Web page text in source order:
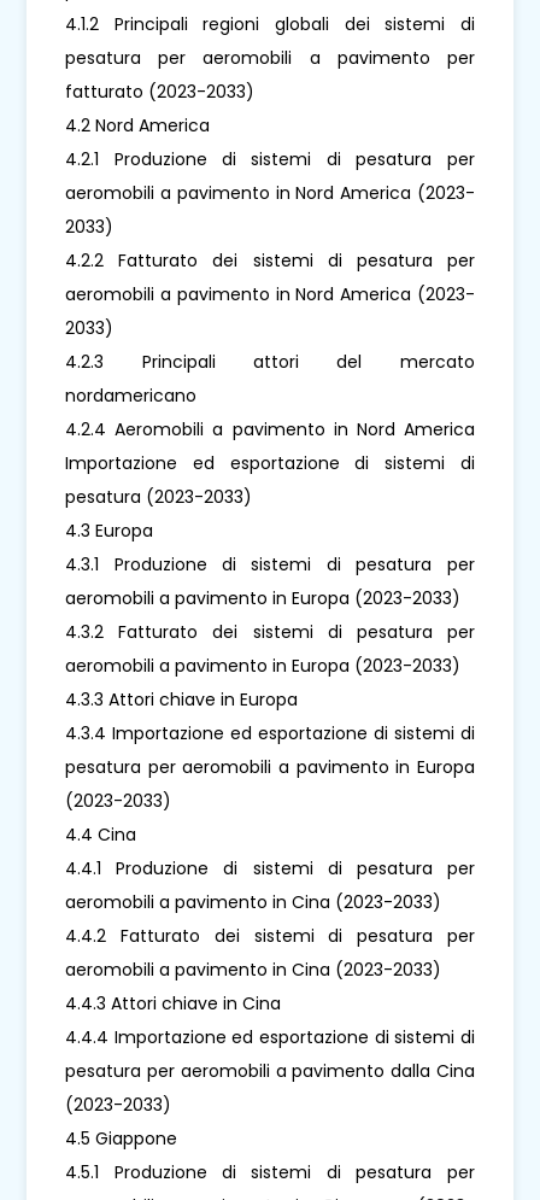
4.1.2 Principali regioni globali dei sistemi di
pesatura per aeromobili a pavimento per
fatturato (2023-2033)
4.2 Nord America
4.2.1 Produzione di sistemi di pesatura per
aeromobili a pavimento in Nord America (2023-
2033)
4.2.2 Fatturato dei sistemi di pesatura per
aeromobili a pavimento in Nord America (2023-
2033)
4.2.3 Principali attori del mercato
nordamericano
4.2.4 Aeromobili a pavimento in Nord America
Importazione ed esportazione di sistemi di
pesatura (2023-2033)
4.3 Europa
4.3.1 Produzione di sistemi di pesatura per
aeromobili a pavimento in Europa (2023-2033)
4.3.2 Fatturato dei sistemi di pesatura per
aeromobili a pavimento in Europa (2023-2033)
4.3.3 Attori chiave in Europa
4.3.4 Importazione ed esportazione di sistemi di
pesatura per aeromobili a pavimento in Europa
(2023-2033)
4.4 Cina
4.4.1 Produzione di sistemi di pesatura per
aeromobili a pavimento in Cina (2023-2033)
4.4.2 Fatturato dei sistemi di pesatura per
aeromobili a pavimento in Cina (2023-2033)
4.4.3 Attori chiave in Cina
4.4.4 Importazione ed esportazione di sistemi di
pesatura per aeromobili a pavimento dalla Cina
(2023-2033)
4.5 Giappone
4.5.1 Produzione di sistemi di pesatura per